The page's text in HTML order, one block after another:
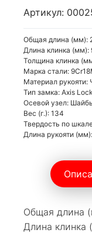
Артикул:
Общая длина (мм):
Длина клинка (мм):
Толщина клинка
Марка стали:
Материал рукояти:
Тип замка: Axis Lock
Осевой узел:
Вес (г.): 134
Твердость по
Длина рукояти (мм):
Общая длина
Длина клинка